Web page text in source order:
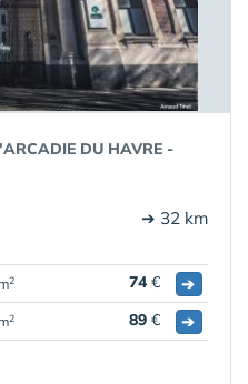
DU HAVRE -
➔ 32 km
2 74€
➔
2 89 € ➔